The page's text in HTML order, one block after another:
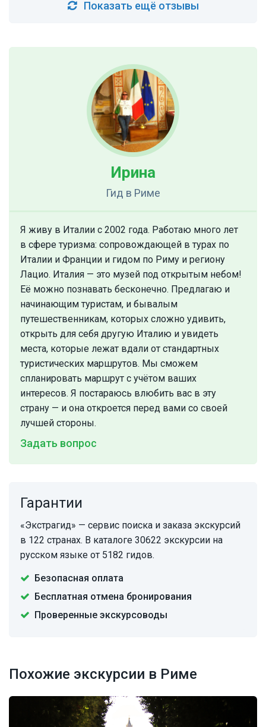
Показать ещё отзывы
Ирина
Гид в Риме
Я живу в Италии с 2002 года. Работаю много лет
в сфере туризма: сопровождающей в турах по
Италии и Франции и гидом по Риму и региону
Лацио. Италия — это музей под открытым небом!
Её можно познавать бесконечно. Предлагаю и
начинающим туристам, и бывалым
путешественникам, которых сложно удивить,
открыть для себя другую Италию и увидеть
места, которые лежат вдали от стандартных
туристических маршрутов. Мы сможем
спланировать маршрут с учётом ваших
интересов. Я постараюсь влюбить вас в эту
страну — и она откроется перед вами со своей
лучшей стороны.
Задать вопрос
Гарантии
«Экстрагид» — сервис поиска и заказа экскурсий
в 122 странах. В каталоге 30622 экскурсии на
русском языке от 5182 гидов.
Безопасная оплата
Бесплатная отмена бронирования
Проверенные экскурсоводы
Похожие экскурсии в Риме